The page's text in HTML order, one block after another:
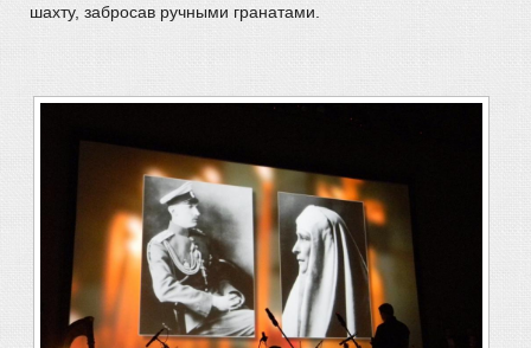
шахту, забросав ручными гранатами.